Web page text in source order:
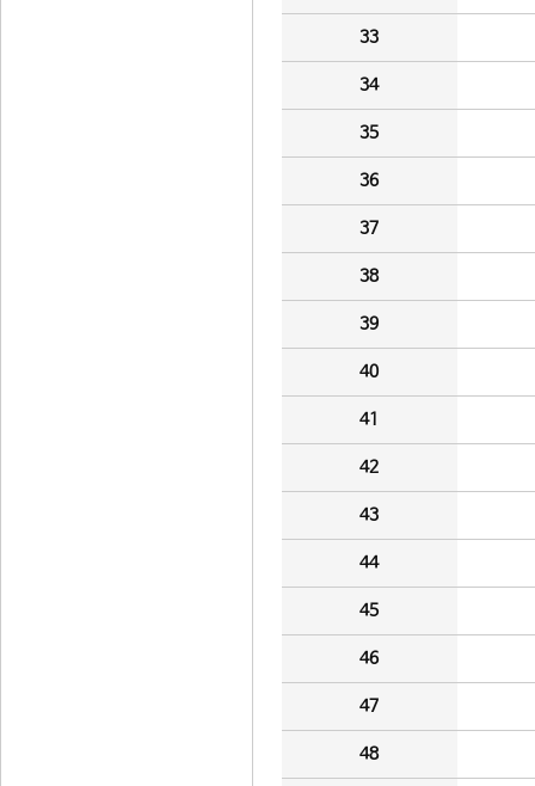
33
34
35
36
37
38
39
40
41
42
43
44
45
46
47
48